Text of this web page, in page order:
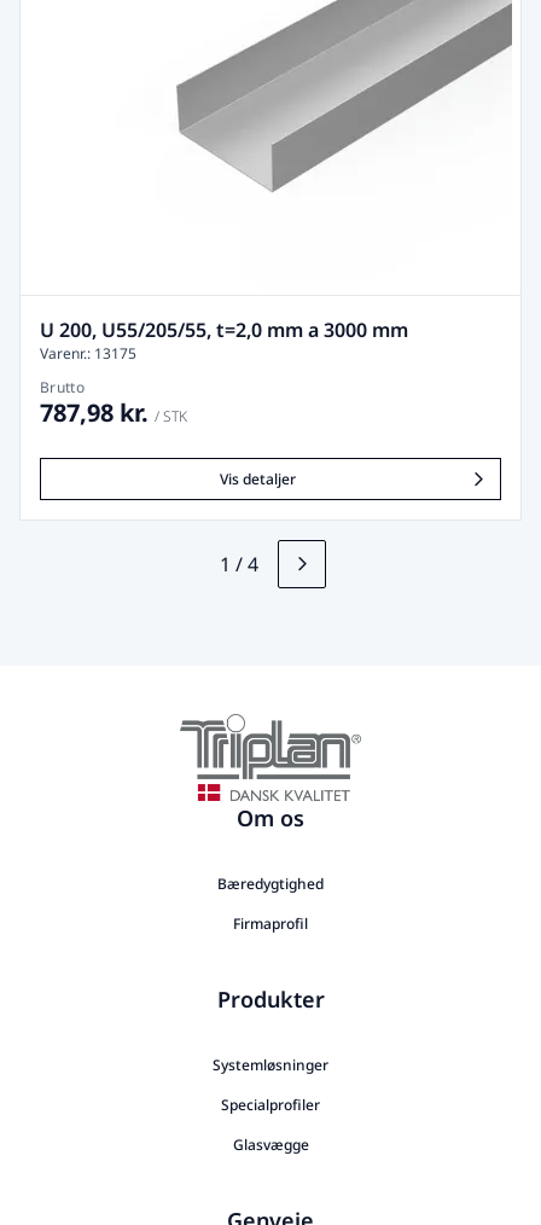
U 200, U55/205/55, t=2,0 mm a 3000 mm
Varenr.: 13175
Brutto
787,98 kr. / STK
Vis detaljer
1 /4
Om os
Bæredygtighed
Firmaprofil
Produkter
Systemløsninger
Specialprofiler
Glasvægge